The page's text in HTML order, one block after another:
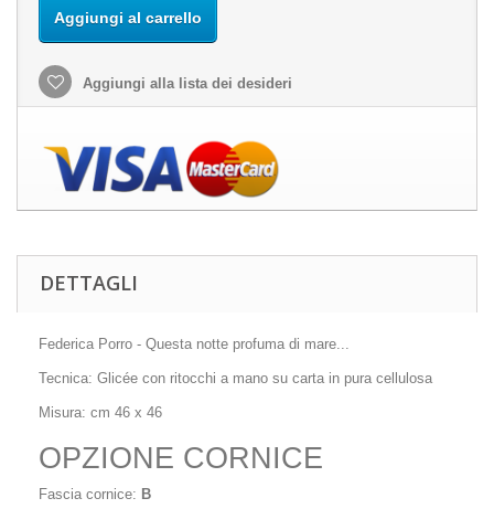
Aggiungi al carrello
Aggiungi alla lista dei desideri
DETTAGLI
Federica Porro - Questa notte profuma di mare...
Tecnica: Glicée con ritocchi a mano su carta in pura cellulosa
Misura: cm 46 x 46
OPZIONE CORNICE
Fascia cornice: B